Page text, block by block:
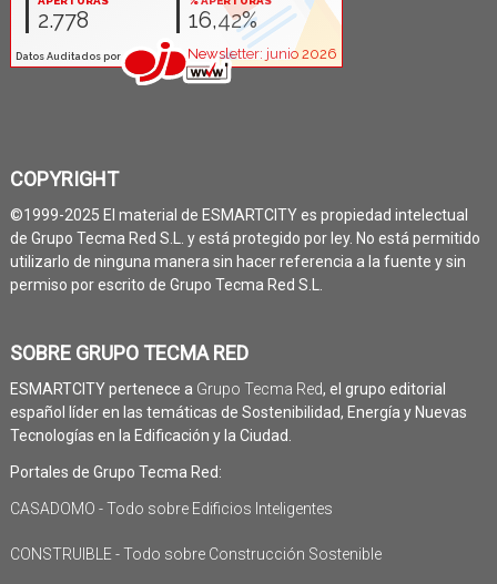
COPYRIGHT
©1999-2025 El material de ESMARTCITY es propiedad intelectual
de Grupo Tecma Red S.L. y está protegido por ley. No está permitido
utilizarlo de ninguna manera sin hacer referencia a la fuente y sin
permiso por escrito de Grupo Tecma Red S.L.
SOBRE GRUPO TECMA RED
ESMARTCITY pertenece a Grupo Tecma Red, el grupo editorial
español líder en las temáticas de Sostenibilidad, Energía y Nuevas
Tecnologías en la Edificación y la Ciudad.
Portales de Grupo Tecma Red:
CASADOMO - Todo sobre Edificios Inteligentes
CONSTRUIBLE - Todo sobre Construcción Sostenible